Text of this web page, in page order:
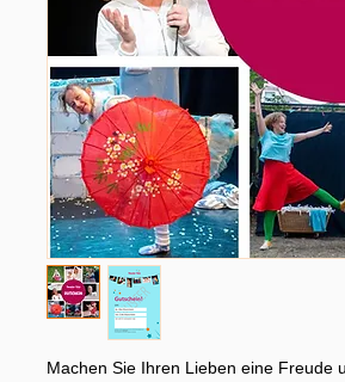
Machen Sie Ihren Lieben eine Freude